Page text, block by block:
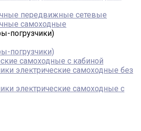
передвижные сетевые
самоходные
погрузчики)
погрузчики)
самоходные с кабиной
электрические самоходные без
электрические самоходные с